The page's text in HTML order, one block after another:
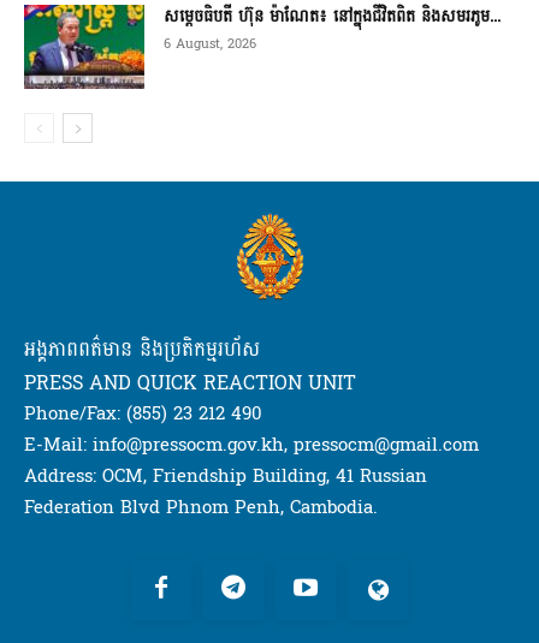
សម្តេចធិបតី ហ៊ុន ម៉ាណែត៖ នៅក្នុងជីវិតពិត និងសមរភូម...
6 August, 2026
អង្គភាពពត៌មាន និងប្រតិកម្មរហ័ស
PRESS AND QUICK REACTION UNIT
Phone/Fax: (855) 23 212 490
E-Mail: info@pressocm.gov.kh, pressocm@gmail.com
Address: OCM, Friendship Building, 41 Russian
Federation Blvd Phnom Penh, Cambodia.